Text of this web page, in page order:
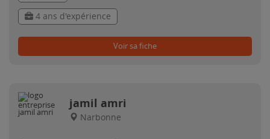
4 ans d'expérience
Voir sa fiche
jamil amri
Narbonne